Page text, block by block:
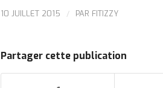
10 JUILLET 2015 / PAR FITIZZY
Partager cette publication